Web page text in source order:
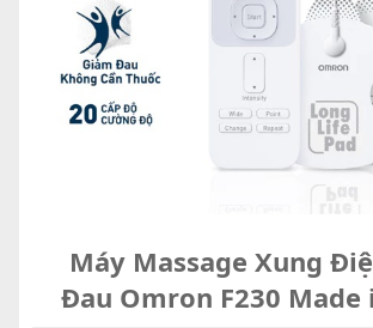
Máy Massage Xung
Đau Omron F230 Made